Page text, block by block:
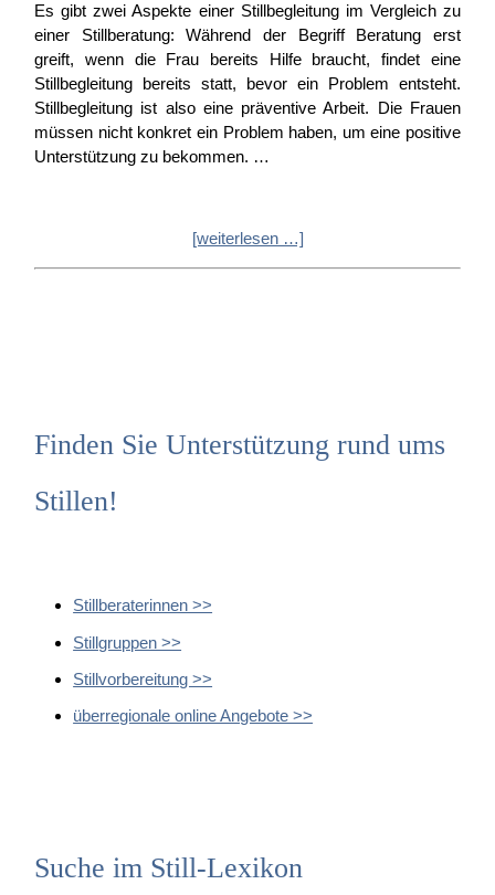
Es gibt zwei Aspekte einer Stillbegleitung im Vergleich zu
einer Stillberatung: Während der Begriff Beratung erst
greift, wenn die Frau bereits Hilfe braucht, findet eine
Stillbegleitung bereits statt, bevor ein Problem entsteht.
Stillbegleitung ist also eine präventive Arbeit. Die Frauen
müssen nicht konkret ein Problem haben, um eine positive
Unterstützung zu bekommen. …
[weiterlesen …]
Finden Sie Unterstützung rund ums
Stillen!
Stillberaterinnen >>
Stillgruppen >>
Stillvorbereitung >>
überregionale online Angebote >>
Suche im Still-Lexikon